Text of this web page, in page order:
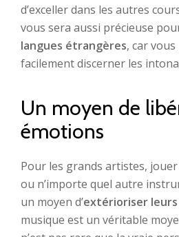
d’exceller dans les autres
vous sera aussi précieuse
langues étrangères, car
facilement discerner les
Un moyen de
émotions
Pour les grands artistes,
ou n’importe quel autre
un moyen d’extérioriser
musique est un véritable